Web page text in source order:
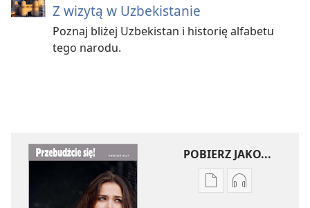
Z wizytą w Uzbekistanie
Poznaj bliżej Uzbekistan i historię alfabetu
tego narodu.
POBIERZ JAKO...
UstawieniaUstawienia